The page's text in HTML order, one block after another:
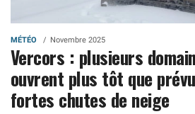
MÉTÉO Novembre 2025
Vercors : plusieurs
ouvrent plus tôt que
fortes chutes de neige